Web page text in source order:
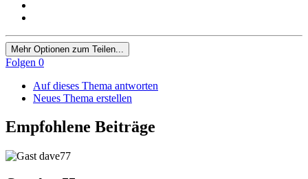
Mehr Optionen zum Teilen...
Folgen 0
Auf dieses Thema antworten
Neues Thema erstellen
Empfohlene Beiträge